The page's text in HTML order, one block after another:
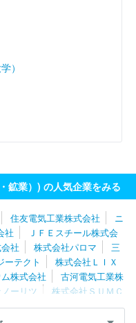
）
鉱業）) の人気企業をみる
住友電気工業株式会社
ニ
社
ＪＦＥスチール株式会
社 株式会社パロマ
三
ーテクト
株式会社ＬＩＸ
株式会社
古河電気工業株
ーリツ
株式会社ＳＵＭＣ
ック
株式会社アサカ理
ＡＣＪ